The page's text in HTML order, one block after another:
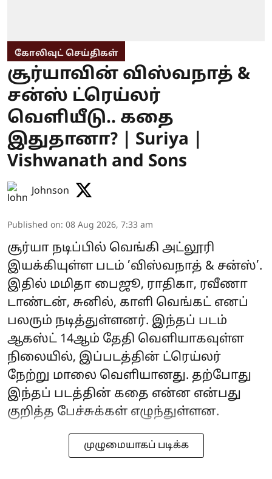
கோலிவுட் செய்திகள்
சூர்யாவின் விஸ்வநாத் &
சன்ஸ் ட்ரெய்லர்
வெளியீடு.. கதை
இதுதானா? | Suriya |
Vishwanath and Sons
Johnson
Published on: 08 Aug 2026, 7:33 am
சூர்யா நடிப்பில் வெங்கி அட்லூரி
இயக்கியுள்ள படம் ’விஸ்வநாத் & சன்ஸ்’.
இதில் மமிதா பைஜூ, ராதிகா, ரவீணா
டாண்டன், சுனில், காளி வெங்கட் எனப்
பலரும் நடித்துள்ளனர். இந்தப் படம்
ஆகஸ்ட் 14ஆம் தேதி வெளியாகவுள்ள
நிலையில், இப்படத்தின் ட்ரெய்லர்
நேற்று மாலை வெளியானது. தற்போது
இந்தப் படத்தின் கதை என்ன என்பது
குறித்த பேச்சுக்கள் எழுந்துள்ளன.
முழுமையாகப் படிக்க